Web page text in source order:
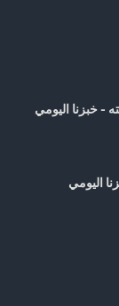
- خبزنا اليومي
اليومي